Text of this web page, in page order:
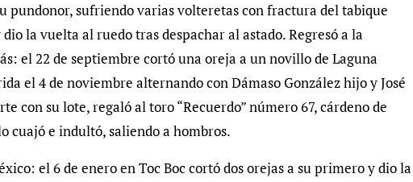
pundonor, sufriendo varias volteretas con fractura del tabique
la vuelta al ruedo tras despachar al astado. Regresó a la
el 22 de septiembre cortó una oreja a un novillo de Laguna
el 4 de noviembre alternando con Dámaso González hijo y José
con su lote, regaló al toro “Recuerdo” número 67, cárdeno de
cuajó e indultó, saliendo a hombros.
el 6 de enero en Toc Boc cortó dos orejas a su primero y dio la